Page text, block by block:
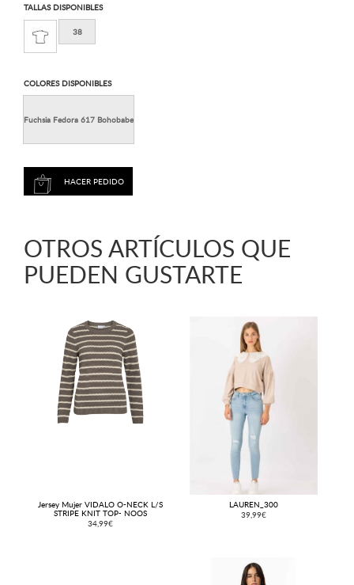
TALLAS DISPONIBLES
38
COLORES DISPONIBLES
Fuchsia Fedora 617 Bohobabe
OTROS ARTÍCULOS QUE
PUEDEN GUSTARTE
Jersey Mujer VIDALO O-NECK L/S
STRIPE KNIT TOP- NOOS
34,99€
LAUREN_300
39,99€